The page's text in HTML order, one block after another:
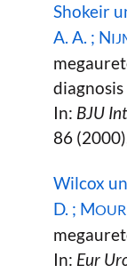
Shokeir
A. A. ; N
In: BJU Int
86
Wilcox
D. ; M
In: Eur